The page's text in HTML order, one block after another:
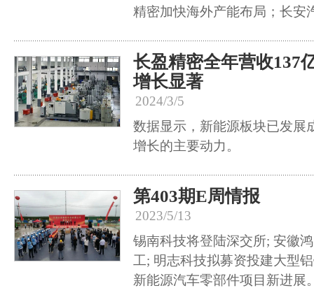
精密加快海外产能布局；长安
长盈精密全年营收137
增长显著
2024/3/5
数据显示，新能源板块已发展
增长的主要动力。
第403期E周情报
2023/5/13
锡南科技将登陆深交所; 安徽
工; 明志科技拟募资投建大型
新能源汽车零部件项目新进展